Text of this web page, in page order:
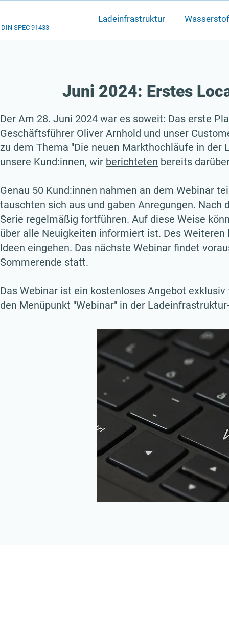
DIN SPEC 91433
Ladeinfrastruktur
Juni 2024: Erstes
Der Am 28. Juni 2024 war es soweit: Das erste
Geschäftsführer Oliver Arnhold und unser
zu dem Thema "Die neuen Markthochläufe in
unsere Kund:innen, wir berichteten bereits
Genau 50 Kund:innen nahmen an dem Webinar
tauschten sich aus und gaben Anregungen.
Serie regelmäßig fortführen. Auf diese Weise
über alle Neuigkeiten informiert ist. Des
Ideen eingehen. Das nächste Webinar findet
Sommerende statt.
Das Webinar ist ein kostenloses Angebot
den Menüpunkt "Webinar" in der